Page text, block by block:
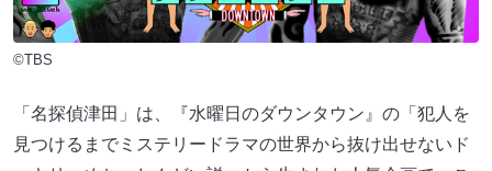
©TBS
「名探偵津田」は、『水曜日のダウンタウン』の「犯人を
見つけるまでミステリードラマの世界から抜け出せないド